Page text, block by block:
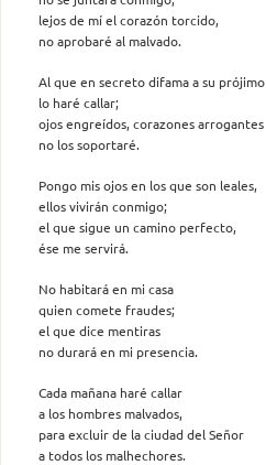
lejos de mí el corazón torcido,
no aprobaré al malvado.
Al que en secreto difama a su prójimo
lo haré callar;
ojos engreídos, corazones arrogantes
no los soportaré.
Pongo mis ojos en los que son leales,
ellos vivirán conmigo;
el que sigue un camino perfecto,
ése me servirá.
No habitará en mi casa
quien comete fraudes;
el que dice mentiras
no durará en mi presencia.
Cada mañana haré callar
a los hombres malvados,
para excluir de la ciudad del Señor
a todos los malhechores.